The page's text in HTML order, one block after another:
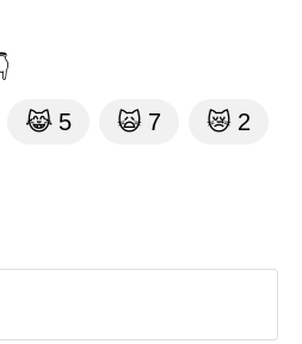
😹 5 🙀 7 😿 2